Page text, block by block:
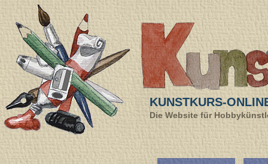
KUNSTKURS-
Die Website für